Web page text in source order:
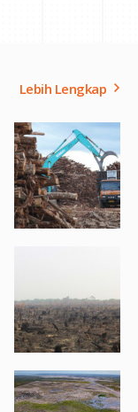
Lebih Lengkap